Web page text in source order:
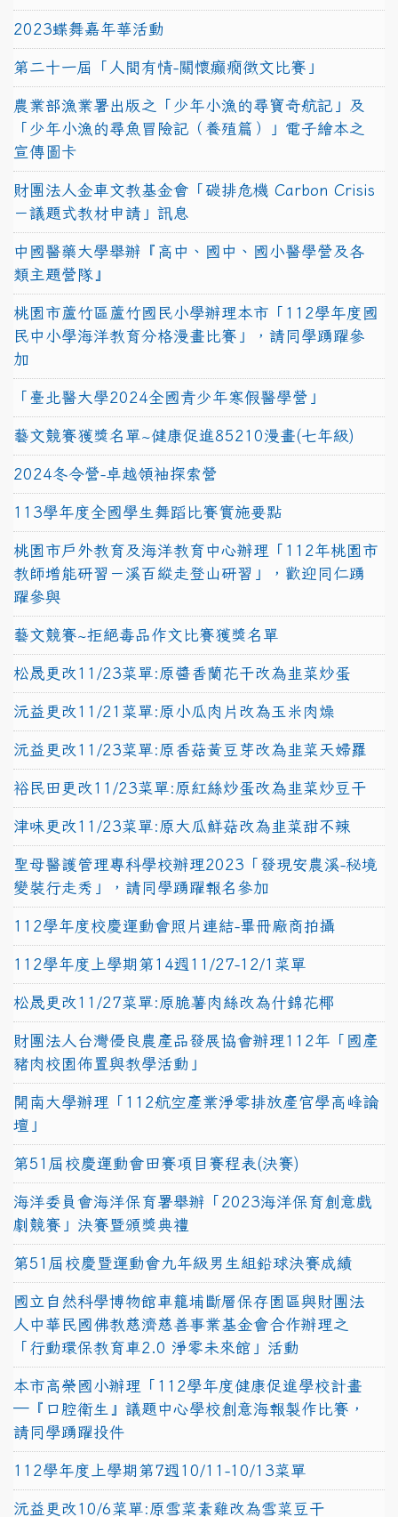
2023蝶舞嘉年華活動
第二十一屆「人間有情-關懷癲癇徵文比賽」
農業部漁業署出版之「少年小漁的尋寶奇航記」及
「少年小漁的尋魚冒險記（養殖篇）」電子繪本之
宣傳圖卡
財團法人金車文教基金會「碳排危機 Carbon Crisis
－議題式教材申請」訊息
中國醫藥大學舉辦『高中、國中、國小醫學營及各
類主題營隊』
桃園市蘆竹區蘆竹國民小學辦理本市「112學年度國
民中小學海洋教育分格漫畫比賽」，請同學踴躍參
加
「臺北醫大學2024全國青少年寒假醫學營」
藝文競賽獲獎名單~健康促進85210漫畫(七年級)
2024冬令營-卓越領袖探索營
113學年度全國學生舞蹈比賽實施要點
桃園市戶外教育及海洋教育中心辦理「112年桃園市
教師增能研習－溪百縱走登山研習」，歡迎同仁踴
躍參與
藝文競賽~拒絕毒品作文比賽獲獎名單
松晟更改11/23菜單:原醬香蘭花干改為韭菜炒蛋
沅益更改11/21菜單:原小瓜肉片改為玉米肉燥
沅益更改11/23菜單:原香菇黃豆芽改為韭菜天婦羅
裕民田更改11/23菜單:原紅絲炒蛋改為韭菜炒豆干
津味更改11/23菜單:原大瓜鮮菇改為韭菜甜不辣
聖母醫護管理專科學校辦理2023「發現安農溪-秘境
變裝行走秀」，請同學踴躍報名參加
112學年度校慶運動會照片連結-畢冊廠商拍攝
112學年度上學期第14週11/27-12/1菜單
松晟更改11/27菜單:原脆薯肉絲改為什錦花椰
財團法人台灣優良農產品發展協會辦理112年「國產
豬肉校園佈置與教學活動」
開南大學辦理「112航空產業淨零排放產官學高峰論
壇」
第51屆校慶運動會田賽項目賽程表(決賽)
海洋委員會海洋保育署舉辦「2023海洋保育創意戲
劇競賽」決賽暨頒獎典禮
第51屆校慶暨運動會九年級男生組鉛球決賽成績
國立自然科學博物館車籠埔斷層保存園區與財團法
人中華民國佛教慈濟慈善事業基金會合作辦理之
「行動環保教育車2.0 淨零未來館」活動
本市高榮國小辦理「112學年度健康促進學校計畫
─『口腔衛生』議題中心學校創意海報製作比賽，
請同學踴躍投件
112學年度上學期第7週10/11-10/13菜單
沅益更改10/6菜單:原雪菜素雞改為雪菜豆干